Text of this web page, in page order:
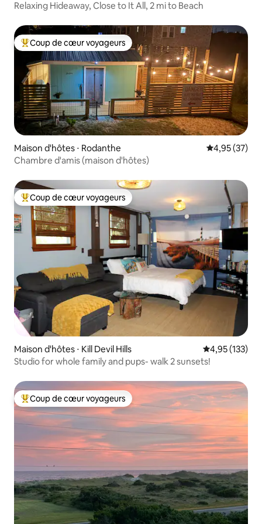
Relaxing Hideaway, Close to It All, 2 mi to Beach
Coups de cœur voyageurs les plus appréciés
Coup de cœur voyageurs
Maison d'hôtes ⋅ Rodanthe Évaluation
4,95 (37)
Chambre d'amis (maison d'hôtes)
Coups de cœur voyageurs les plus appréciés
Coup de cœur voyageurs
Maison d'hôtes ⋅ Kill Devil Hills Évaluation
4,95 (133)
Studio for whole family and pups- walk 2 sunsets!
Coups de cœur voyageurs les plus appréciés
Coup de cœur voyageurs